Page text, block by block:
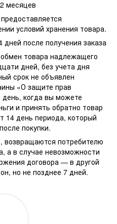
месяцев
условий хранения товара.
после получения заказа
товара надлежащего
дней, без учета дня
срок не объявлен
«О защите прав
когда вы можете
и принять обратно товар
14 день периода, который
покупки.
возвращаются потребителю
а в случае невозможности
договора — в другой
но не позднее 7 дней.